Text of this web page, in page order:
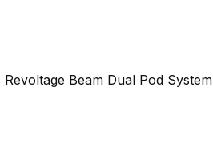
Beam Dual Pod System